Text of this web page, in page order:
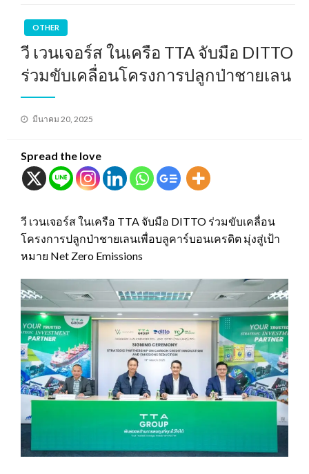
OTHER
วี เวนเจอร์ส ในเครือ TTA จับมือ DITTO
ร่วมขับเคลื่อนโครงการปลูกป่าชายเลน
Posted
มีนาคม 20, 2025
Spread the love
วี เวนเจอร์ส ในเครือ TTA จับมือ DITTO ร่วมขับเคลื่อน
โครงการปลูกป่าชายเลนเพื่อบลูคาร์บอนเครดิต มุ่งสู่เป้า
หมาย Net Zero Emissions